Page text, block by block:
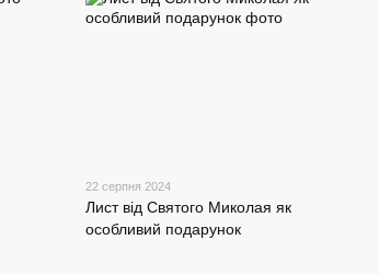
22 серпня 2024
Лист від Святого Миколая як
особливий подарунок